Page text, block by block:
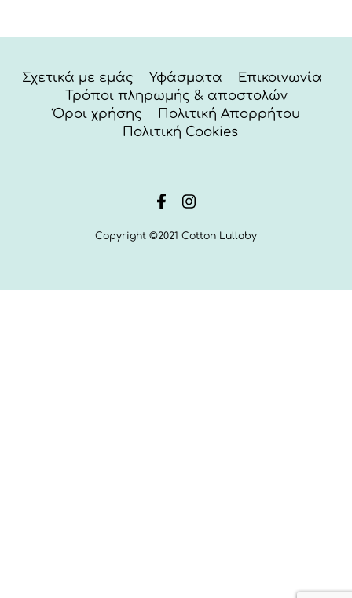
Copyright ©2021 Cotton Lullaby
Σχετικά με εμάς Υφάσματα
Επικοινωνία
Τρόποι πληρωμής & αποστολών
Όροι χρήσης
Πολιτική Απορρήτου
Πολιτική Cookies